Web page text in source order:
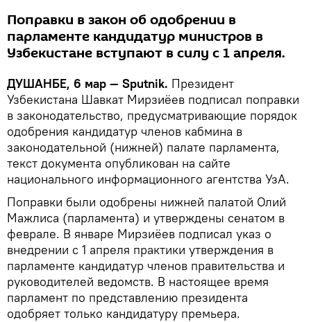
Поправки в закон об одобрении в
парламенте кандидатур министров в
Узбекистане вступают в силу с 1 апреля.
ДУШАНБЕ, 6 мар — Sputnik. Президент
Узбекистана Шавкат Мирзиёев подписал поправки
в законодательство, предусматривающие порядок
одобрения кандидатур членов кабмина в
законодательной (нижней) палате парламента,
текст документа опубликован на сайте
национального информационного агентства УзА.
Поправки были одобрены нижней палатой Олий
Мажлиса (парламента) и утверждены сенатом в
феврале. В январе Мирзиёев подписал указ о
внедрении с 1 апреля практики утверждения в
парламенте кандидатур членов правительства и
руководителей ведомств. В настоящее время
парламент по представлению президента
одобряет только кандидатуру премьера.